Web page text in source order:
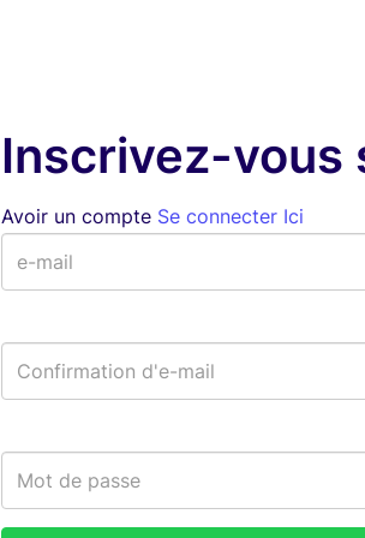
Inscrivez-vous
Avoir un compte Se connecter Ici